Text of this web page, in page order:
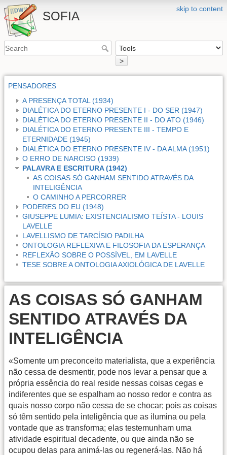
skip to content
SOFIA
>
PENSADORES
A PRESENÇA TOTAL (1934)
DIALÉTICA DO ETERNO PRESENTE I - DO SER (1947)
DIALÉTICA DO ETERNO PRESENTE II - DO ATO (1946)
DIALÉTICA DO ETERNO PRESENTE III - TEMPO E
ETERNIDADE (1945)
DIALÉTICA DO ETERNO PRESENTE IV - DA ALMA (1951)
O ERRO DE NARCISO (1939)
PALAVRA E ESCRITURA (1942)
AS COISAS SÓ GANHAM SENTIDO ATRAVÉS DA
INTELIGÊNCIA
O CAMINHO A PERCORRER
PODERES DO EU (1948)
GIUSEPPE LUMIA: EXISTENCIALISMO TEÍSTA - LOUIS
LAVELLE
LAVELLISMO DE TARCÍSIO PADILHA
ONTOLOGIA REFLEXIVA E FILOSOFIA DA ESPERANÇA
REFLEXÃO SOBRE O POSSÍVEL, EM LAVELLE
TESE SOBRE A ONTOLOGIA AXIOLÓGICA DE LAVELLE
AS COISAS SÓ GANHAM
SENTIDO ATRAVÉS DA
INTELIGÊNCIA
«Somente um preconceito materialista, que a experiência
não cessa de desmentir, pode nos levar a pensar que a
própria essência do real reside nessas coisas cegas e
indiferentes que se espalham ao nosso redor e contra as
quais nosso corpo não cessa de se chocar; pois as coisas
só têm sentido pela inteligência que as ilumina ou pela
vontade que as transforma; elas testemunham uma
atividade espiritual decadente, ou que ainda não se
ocupou delas para animá-las ou regenerá-las. Não há